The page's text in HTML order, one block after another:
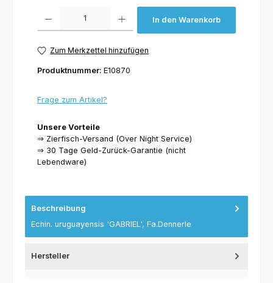
In den Warenkorb
Zum Merkzettel hinzufügen
Produktnummer: E10870
Frage zum Artikel?
Unsere Vorteile
⇒ Zierfisch-Versand (Over Night Service)
⇒ 30 Tage Geld-Zurück-Garantie (nicht
Lebendware)
Beschreibung
Echin. uruguayensis 'GABRIEL', Fa.Dennerle
Hersteller